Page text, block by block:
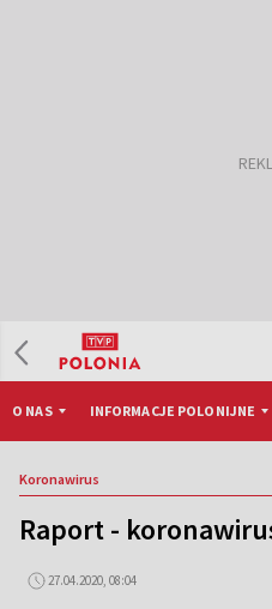
O NAS INFORMACJE POLONIJNE
Koronawirus
Raport -
27.04.2020, 08:04